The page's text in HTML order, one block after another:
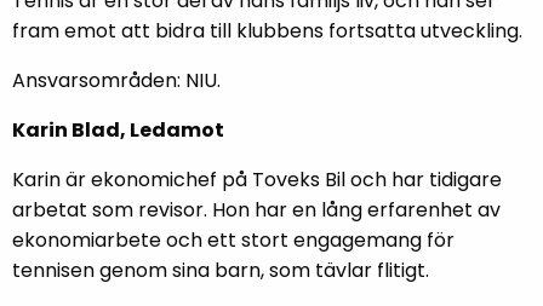
fram emot att bidra till klubbens fortsatta utveckling.
Ansvarsområden: NIU.
Karin Blad, Ledamot
Karin är ekonomichef på Toveks Bil och har tidigare
arbetat som revisor. Hon har en lång erfarenhet av
ekonomiarbete och ett stort engagemang för
tennisen genom sina barn, som tävlar flitigt.